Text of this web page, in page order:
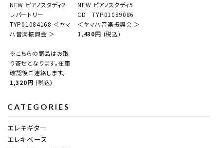
NEW ピアノスタディ2
レパートリー
TYP01084168 ＜ヤマ
ハ音楽振興会 ＞
※こちらの商品はお取
り寄せとなります。在庫
確認後ご連絡します。
1,320円 (税込)
NEW ピアノスタディ5
CD TYP01089086
＜ヤマハ音楽振興会 ＞
1,430円 (税込)
CATEGORIES
エレキギター
エレキベース